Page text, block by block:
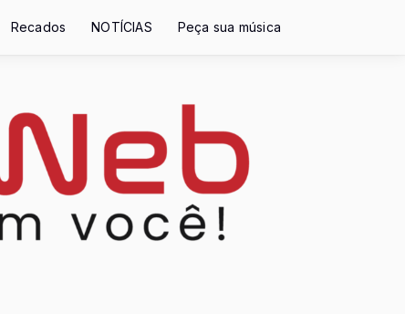
Recados NOTÍCIAS Peça sua música